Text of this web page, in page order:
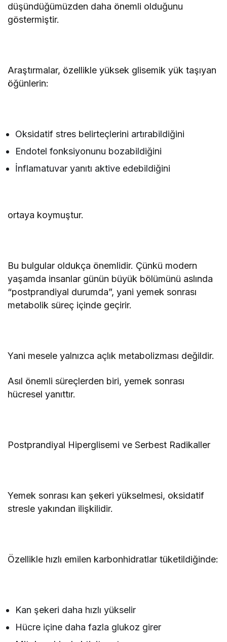
düşündüğümüzden daha önemli olduğunu
göstermiştir.
Araştırmalar, özellikle yüksek glisemik yük taşıyan
öğünlerin:
Oksidatif stres belirteçlerini artırabildiğini
Endotel fonksiyonunu bozabildiğini
İnflamatuvar yanıtı aktive edebildiğini
ortaya koymuştur.
Bu bulgular oldukça önemlidir. Çünkü modern
yaşamda insanlar günün büyük bölümünü aslında
“postprandiyal durumda”, yani yemek sonrası
metabolik süreç içinde geçirir.
Yani mesele yalnızca açlık metabolizması değildir.
Asıl önemli süreçlerden biri, yemek sonrası
hücresel yanıttır.
Postprandiyal Hiperglisemi ve Serbest Radikaller
Yemek sonrası kan şekeri yükselmesi, oksidatif
stresle yakından ilişkilidir.
Özellikle hızlı emilen karbonhidratlar tüketildiğinde:
Kan şekeri daha hızlı yükselir
Hücre içine daha fazla glukoz girer